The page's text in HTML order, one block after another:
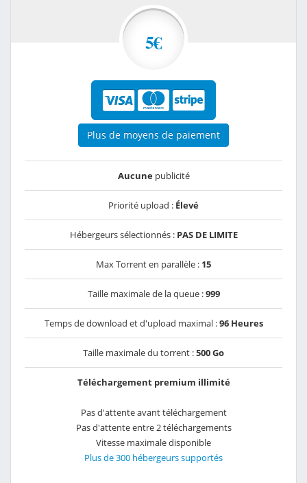
5€
Plus de moyens de paiement
Aucunepublicité
Priorité upload : Élevé
Hébergeurs sélectionnés : PAS DE LIMITE
Max Torrent en parallèle : 15
Taille maximale de la queue :999
Temps de download et d'upload maximal :96 Heures
Taille maximale du torrent :500 Go
Téléchargement premium illimité
Pas d'attente avant téléchargement
Pas d'attente entre 2 téléchargements
Vitesse maximale disponible
Plus de 300 hébergeurs supportés